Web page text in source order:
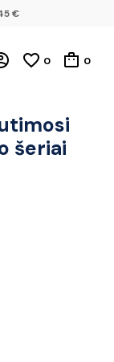
€
0 0
šeriai